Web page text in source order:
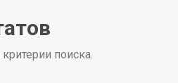
поиска.